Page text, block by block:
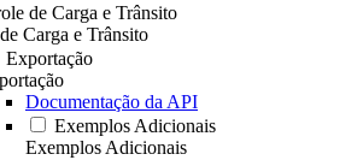
de Carga e Trânsito
Carga e Trânsito
Exportação
Documentação da API
Exemplos Adicionais
Exemplos Adicionais